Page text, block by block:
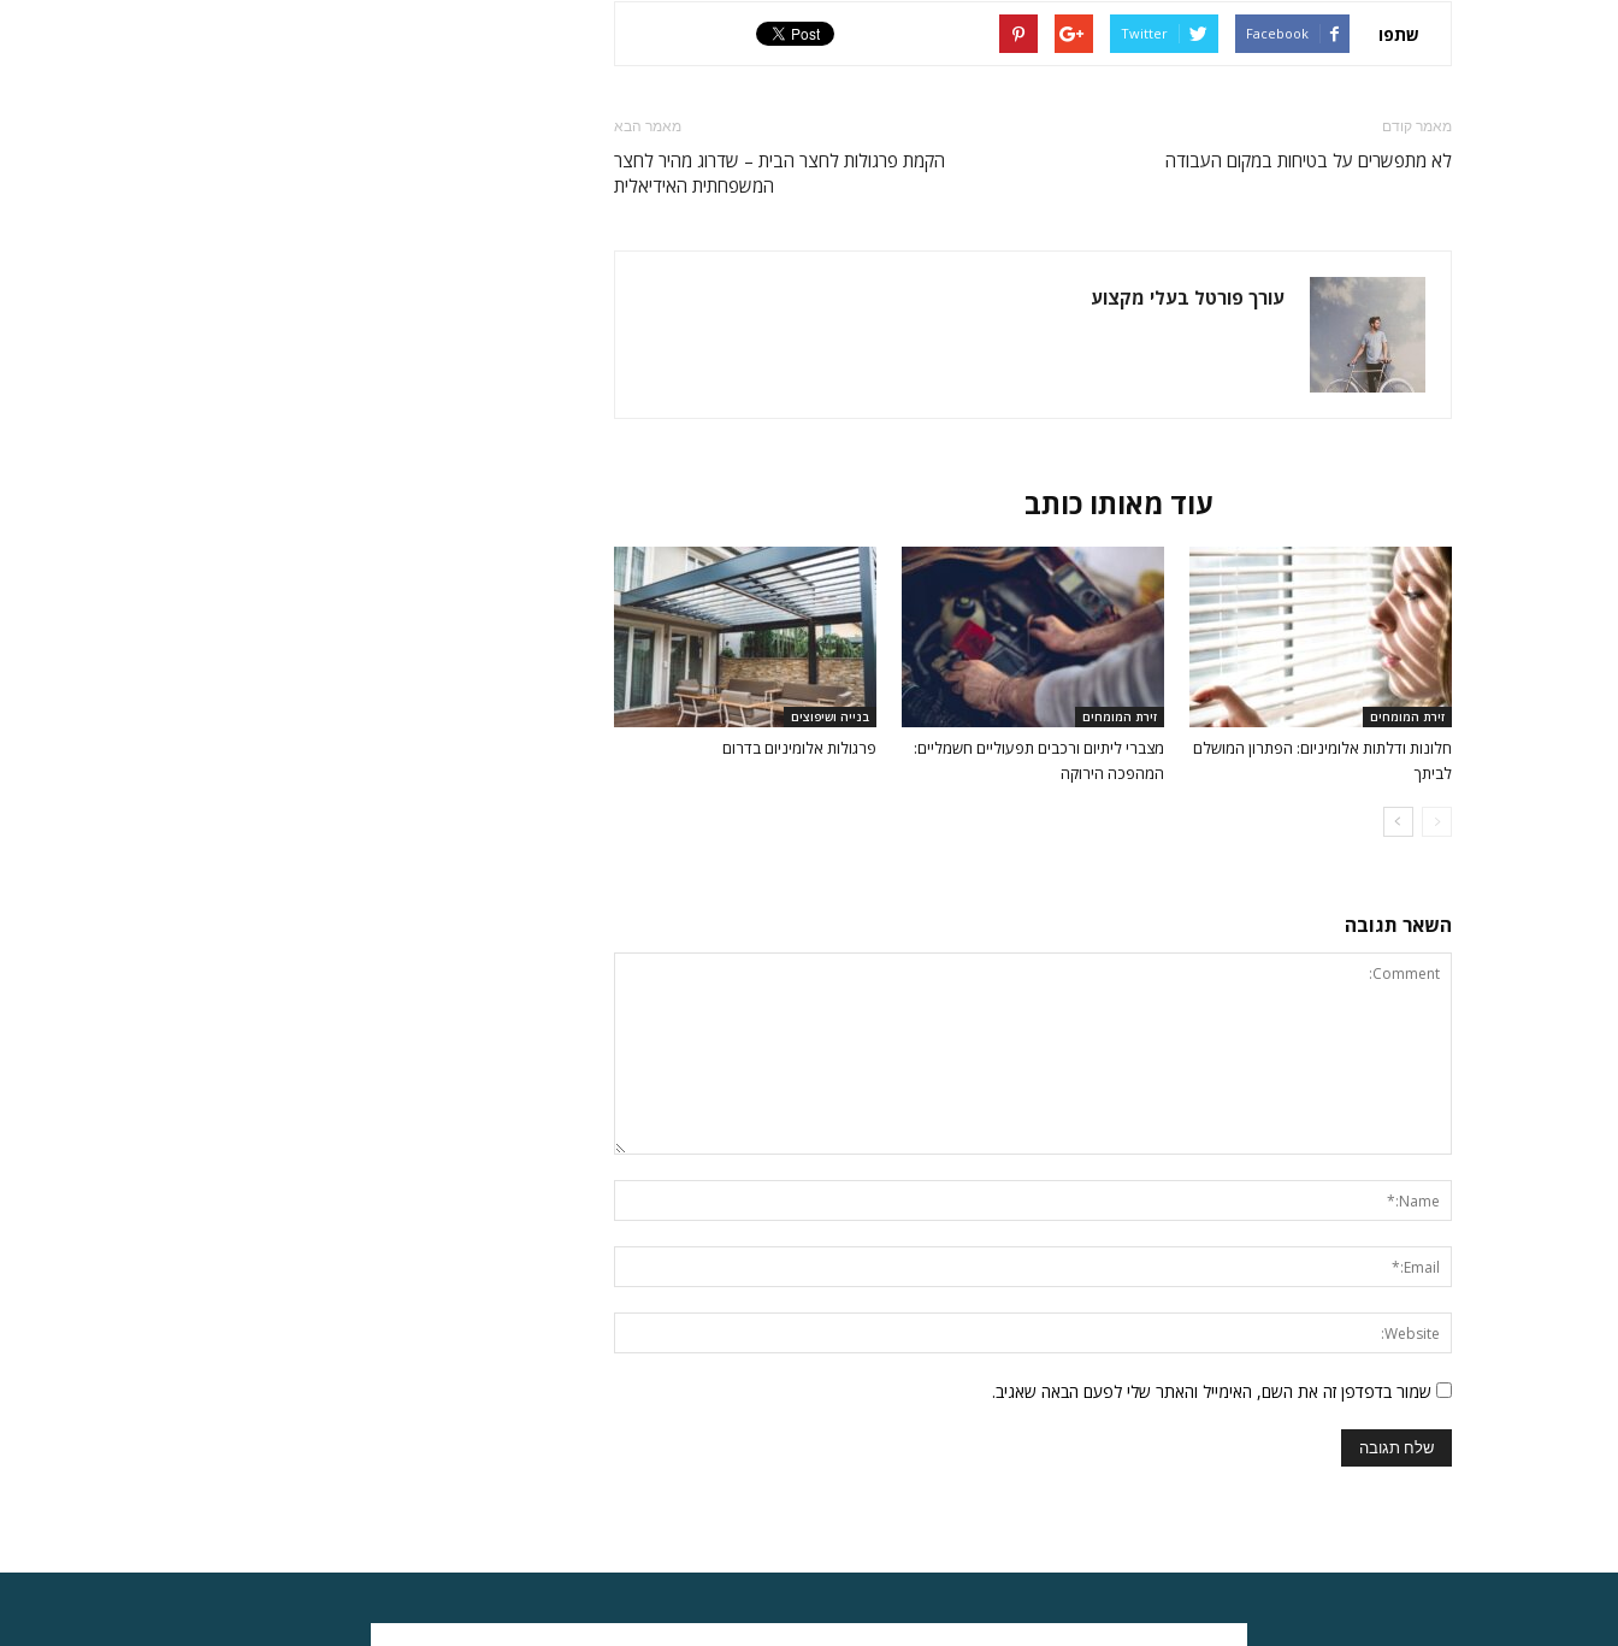
שתפו Facebook
Twitter
מאמר קודם
לא מתפשרים על בטיחות במקום העבודה
מאמר הבא
הקמת פרגולות לחצר הבית – שדרוג מהיר לחצר
המשפחתית האידיאלית
עורך פורטל בעלי מקצוע
עוד מאותו כותב
זירת המומחים
חלונות ודלתות אלומיניום: הפתרון המושלם
לביתך
זירת המומחים
מצברי ליתיום ורכבים תפעוליים חשמליים:
המהפכה הירוקה
בנייה ושיפוצים
פרגולות אלומיניום בדרום
השאר תגובה
שמור בדפדפן זה את השם, האימייל והאתר שלי לפעם הבאה שאגיב.